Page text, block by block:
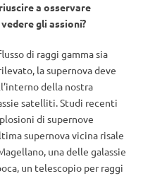
a osservare
gli assioni?
di raggi gamma sia
la supernova deve
della nostra
satelliti. Studi recenti
di supernove
supernova vicina risale
una delle galassie
un telescopio per raggi